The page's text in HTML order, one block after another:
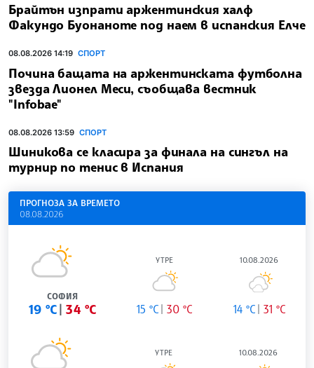
Брайтън изпрати аржентинския халф
Факундо Буонаноте под наем в испанския Елче
08.08.2026 14:19 СПОРТ
Почина бащата на аржентинската футболна
звезда Лионел Меси, съобщава вестник
"Infobae"
08.08.2026 13:59 СПОРТ
Шиникова се класира за финала на сингъл на
турнир по тенис в Испания
ПРОГНОЗА ЗА ВРЕМЕТО
08.08.2026
СОФИЯ
19 °C 34 °C
УТРЕ
15 °C 30 °C
10.08.2026
14 °C 31 °C
УТРЕ 10.08.2026